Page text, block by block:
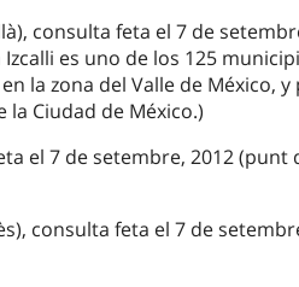
consulta feta el 7 de
es uno de los 125
la zona del Valle de México,
Ciudad de México.)
el 7 de setembre, 2012 (punt
consulta feta el 7 de